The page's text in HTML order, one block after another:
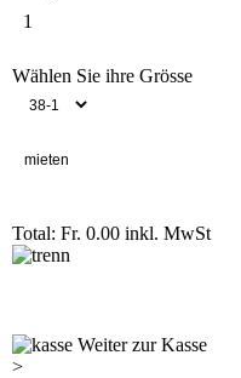
Wählen Sie ihre Grösse
Total: Fr. 0.00 inkl. MwSt
Weiter zur Kasse
>